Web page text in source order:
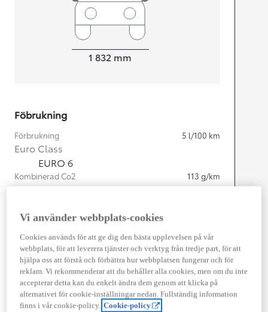
1 832 mm
Föbrukning
Förbrukning 5 l/100 km
Euro Class
EURO 6
Kombinerad Co2 113 g/km
Motor
Cylindrar
Kapacitet
1 987 cc
Effekt
145kw (197 hk)
Prestanda
Vi använder webbplats-cookies
Cookies används för att ge dig den bästa upplevelsen på vår
webbplats, för att leverera tjänster och verktyg från tredje part, för att
hjälpa oss att förstå och förbättra hur webbplatsen fungerar och för
reklam. Vi rekommenderar att du behåller alla cookies, men om du inte
accepterar detta kan du enkelt ändra dem genom att klicka på
alternativet för cookie-inställningar nedan. Fullständig information
finns i vår cookie-policy. Cookie-policy